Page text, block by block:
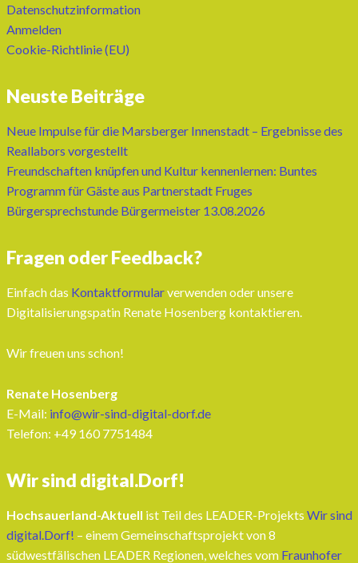
Datenschutzinformation
Anmelden
Cookie-Richtlinie (EU)
Neuste Beiträge
Neue Impulse für die Marsberger Innenstadt – Ergebnisse des
Reallabors vorgestellt
Freundschaften knüpfen und Kultur kennenlernen: Buntes
Programm für Gäste aus Partnerstadt Fruges
Bürgersprechstunde Bürgermeister 13.08.2026
Fragen oder Feedback?
Einfach das Kontaktformularverwenden oder unsere
Digitalisierungspatin Renate Hosenberg kontaktieren.
Wir freuen uns schon!
Renate Hosenberg
E-Mail: info@wir-sind-digital-dorf.de
Telefon: ‭+49 160 7751484‬
Wir sind digital.Dorf!
Hochsauerland-Aktuell ist Teil des LEADER-Projekts Wir sind
digital.Dorf! – einem Gemeinschaftsprojekt von 8
südwestfälischen LEADER Regionen, welches vom Fraunhofer